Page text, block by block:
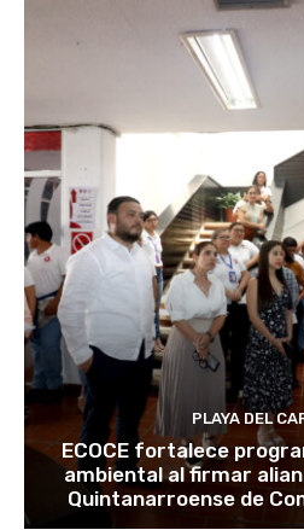
PLAYA DEL
ECOCE fortalece
ambiental al firmar
Quintanarroense de